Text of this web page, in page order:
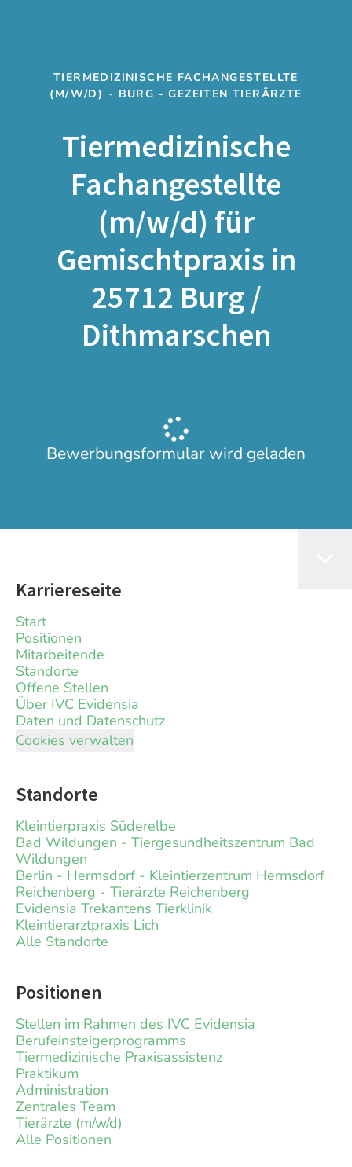
TIERMEDIZINISCHE FACHANGESTELLTE
(M/W/D) · BURG - GEZEITEN TIERÄRZTE
Tiermedizinische
Fachangestellte
(m/w/d) für
Gemischtpraxis in
25712 Burg /
Dithmarschen
Bewerbungsformular wird geladen
Karriereseite
Start
Positionen
Mitarbeitende
Standorte
Offene Stellen
Über IVC Evidensia
Daten und Datenschutz
Cookies verwalten
Standorte
Kleintierpraxis Süderelbe
Bad Wildungen - Tiergesundheitszentrum Bad
Wildungen
Berlin - Hermsdorf - Kleintierzentrum Hermsdorf
Reichenberg - Tierärzte Reichenberg
Evidensia Trekantens Tierklinik
Kleintierarztpraxis Lich
Alle Standorte
Positionen
Stellen im Rahmen des IVC Evidensia
Berufeinsteigerprogramms
Tiermedizinische Praxisassistenz
Praktikum
Administration
Zentrales Team
Tierärzte (m/w/d)
Alle Positionen